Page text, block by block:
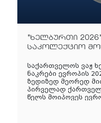
"ხელბურთი
საკოლექციო
საქართველოს ვაჟ
ნაკრები ევროპის
ზედიზედ მეორედ
პირველად
წელს მოიპოვეს